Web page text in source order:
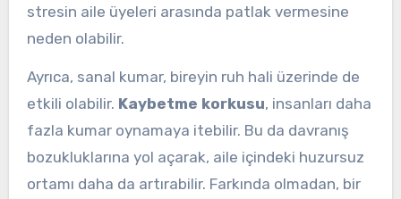
stresin aile üyeleri arasında patlak vermesine
neden olabilir.
Ayrıca, sanal kumar, bireyin ruh hali üzerinde de
etkili olabilir. Kaybetme korkusu, insanları daha
fazla kumar oynamaya itebilir. Bu da davranış
bozukluklarına yol açarak, aile içindeki huzursuz
ortamı daha da artırabilir. Farkında olmadan, bir